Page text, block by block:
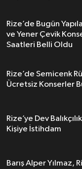
Rize’de Bugün
ve Yener Çevik
Saatleri Belli Oldu
Rize’de Semicenk
Ücretsiz Konserler
Rize’ye Dev
Kişiye İstihdam
Barış Alper Yılmaz,